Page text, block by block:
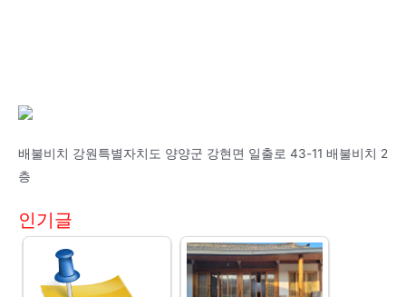
배불비치 강원특별자치도 양양군 강현면 일출로 43-11 배불비치 2
층
인기글